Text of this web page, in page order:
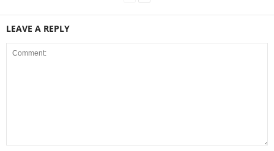
LEAVE A REPLY